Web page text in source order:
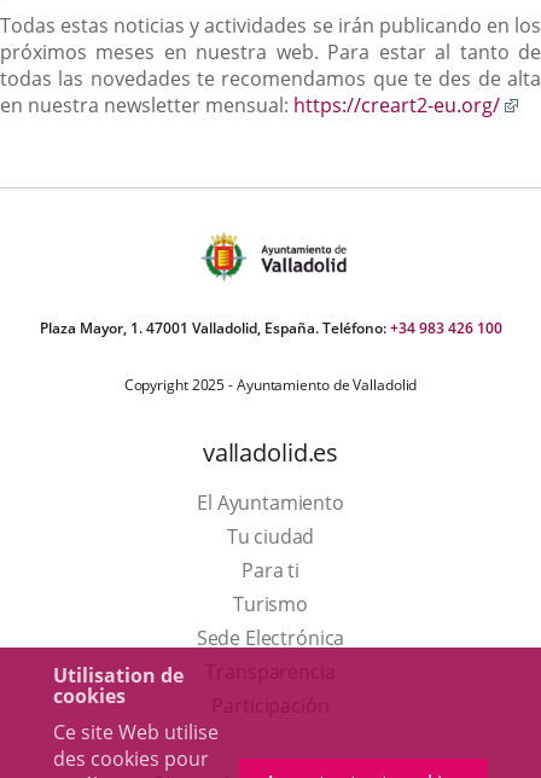
Utilisation de
cookies
Ce site Web utilise
des cookies pour
Todas estas noticias y actividades se irán publicando en los
próximos meses en nuestra web. Para estar al tanto de
todas las novedades te recomendamos que te des de alta
en nuestra newsletter mensual: https://creart2-eu.org/
Plaza Mayor, 1. 47001 Valladolid, España. Teléfono:+34 983 426 100
Copyright 2025 - Ayuntamiento de Valladolid
valladolid.es
El Ayuntamiento
Tu ciudad
Para ti
TurismoEste
enlace
una
Sede Electrónica
externa.